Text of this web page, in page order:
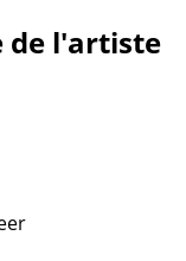
de l'artiste